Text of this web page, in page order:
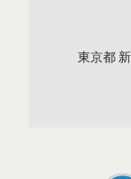
東京都